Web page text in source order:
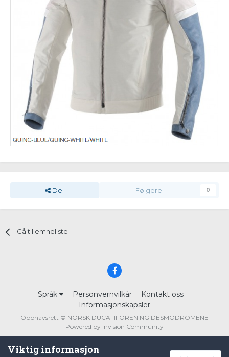
Del Følgere 0
Gå til emneliste
Språk Personvernvilkår
Kontakt oss
Informasjonskapsler
Opphavsrett © NORSK DUCATIFORENING DESMODROMENE
Powered by Invision Community
Viktig informasjon